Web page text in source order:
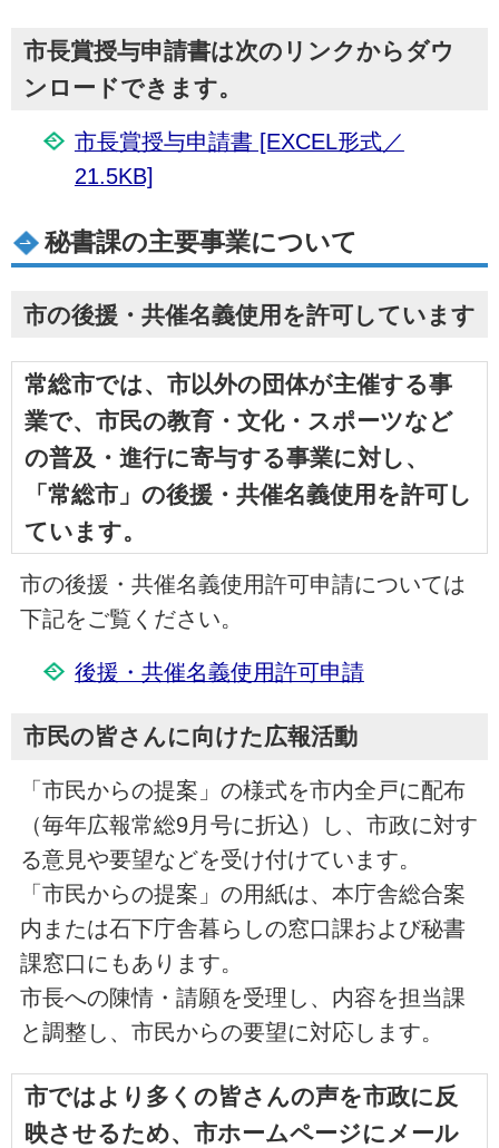
市長賞授与申請書は次のリンクからダウ
ンロードできます。
市長賞授与申請書 [EXCEL形式／
21.5KB]
秘書課の主要事業について
市の後援・共催名義使用を許可しています
常総市では、市以外の団体が主催する事
業で、市民の教育・文化・スポーツなど
の普及・進行に寄与する事業に対し、
「常総市」の後援・共催名義使用を許可し
ています。
市の後援・共催名義使用許可申請については
下記をご覧ください。
後援・共催名義使用許可申請
市民の皆さんに向けた広報活動
「市民からの提案」の様式を市内全戸に配布
（毎年広報常総9月号に折込）し、市政に対す
る意見や要望などを受け付けています。
「市民からの提案」の用紙は、本庁舎総合案
内または石下庁舎暮らしの窓口課および秘書
課窓口にもあります。
市長への陳情・請願を受理し、内容を担当課
と調整し、市民からの要望に対応します。
市ではより多くの皆さんの声を市政に反
映させるため、市ホームページにメール